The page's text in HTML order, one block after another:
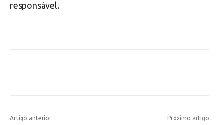
responsável.
Artigo anterior Próximo artigo